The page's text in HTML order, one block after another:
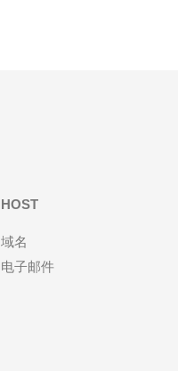
HOST
域名
电子邮件